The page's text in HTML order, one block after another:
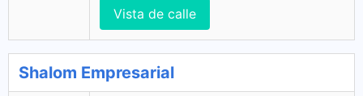
Vista de calle
Shalom Empresarial